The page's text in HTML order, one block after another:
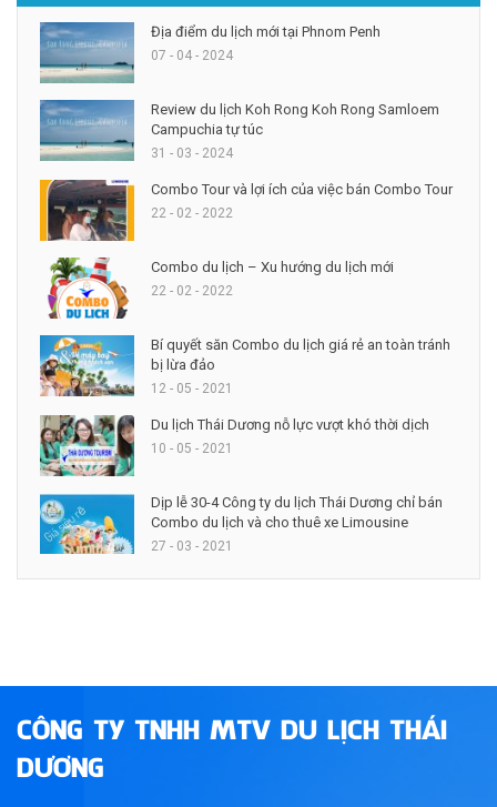
Địa điểm du lịch mới tại Phnom Penh
07 - 04 - 2024
Review du lịch Koh Rong Koh Rong Samloem
Campuchia tự túc
31 - 03 - 2024
Combo Tour và lợi ích của việc bán Combo Tour
22 - 02 - 2022
Combo du lịch – Xu hướng du lịch mới
22 - 02 - 2022
Bí quyết săn Combo du lịch giá rẻ an toàn tránh
bị lừa đảo
12 - 05 - 2021
Du lịch Thái Dương nỗ lực vượt khó thời dịch
10 - 05 - 2021
Dịp lễ 30-4 Công ty du lịch Thái Dương chỉ bán
Combo du lịch và cho thuê xe Limousine
27 - 03 - 2021
CÔNG TY TNHH MTV DU LỊCH THÁI
DƯƠNG